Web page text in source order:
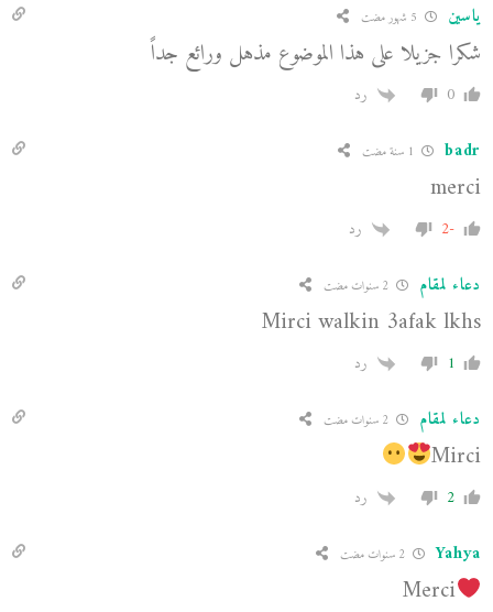
ياسين
شكرا جزيلا على هذا الموضوع مذهل ورائع جداً
0 رد
badr
merci
-2 رد
دعاء لمقام
Mirci walkin 3afak lkhs
1 رد
دعاء لمقام
Mirci
2 رد
Yahya
Merci